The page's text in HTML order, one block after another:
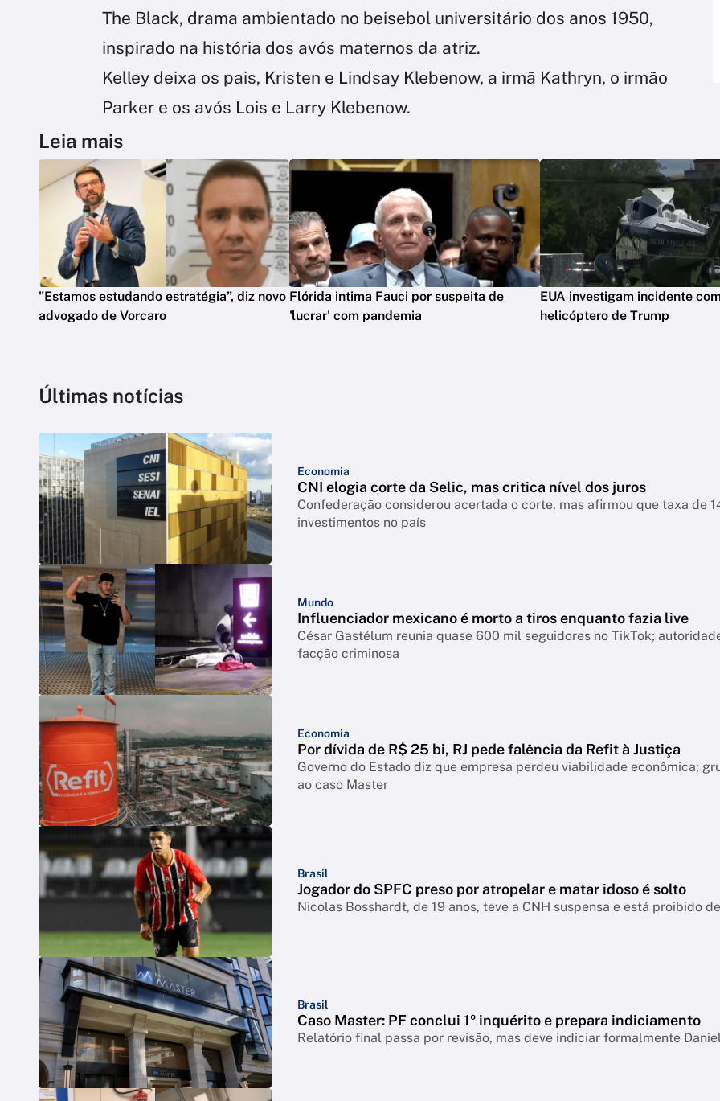
The Black, drama ambientado no beisebol universitário dos anos 1950,
inspirado na história dos avós maternos da atriz.
Kelley deixa os pais, Kristen e Lindsay Klebenow, a irmã Kathryn, o irmão
Parker e os avós Lois e Larry Klebenow.
Leia mais
"Estamos estudando estratégia”, diz novo
advogado de Vorcaro
Flórida intima Fauci por suspeita de
'lucrar' com pandemia
EUA investigam incidente
helicóptero de Trump
Últimas notícias
Economia
CNI elogia corte da Selic, mas critica nível dos juros
Confederação considerou acertada o corte, mas afirmou que taxa de 14% continua pressionando empresas,
investimentos no país
Mundo
Influenciador mexicano é morto a tiros enquanto fazia live
César Gastélum reunia quase 600 mil seguidores no TikTok;
facção criminosa
Economia
Por dívida de R$ 25 bi, RJ pede falência da Refit à Justiça
Governo do Estado diz que empresa perdeu viabilidade econômica;
ao caso Master
Brasil
Jogador do SPFC preso por atropelar e matar idoso é solto
Nicolas Bosshardt, de 19 anos, teve a CNH suspensa e está proibido
Brasil
Caso Master: PF conclui 1º inquérito e prepara indiciamento
Relatório final passa por revisão, mas deve indiciar formalmente